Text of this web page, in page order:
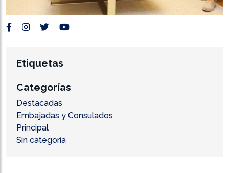
Etiquetas
Categorías
Destacadas
Embajadas y Consulados
Principal
Sin categoría